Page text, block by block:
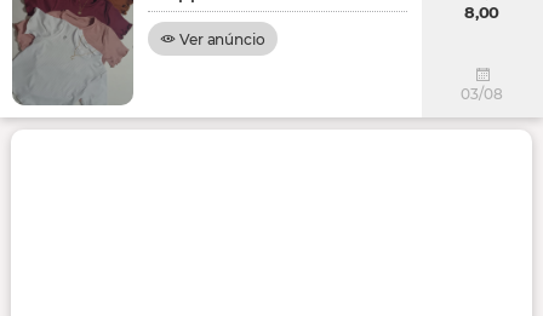
Ver anúncio
8,00
03/08